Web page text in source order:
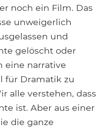
noch ein Film. Das
unweigerlich
und
gelöscht oder
eine narrative
für Dramatik zu
alle verstehen, dass
ist. Aber aus einer
die ganze